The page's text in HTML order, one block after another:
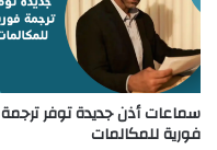
سماعات أذن جديدة توفر ترجمة
فورية للمكالمات